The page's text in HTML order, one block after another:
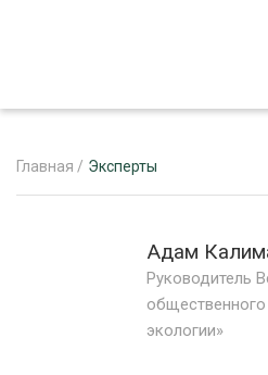
Главная / Эксперты
Адам
Руководитель
экологии»